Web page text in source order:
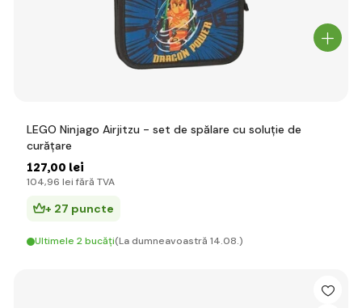
LEGO Ninjago Airjitzu - set de spălare cu soluție de
curățare
127,00 lei
104,96 lei fără TVA
+ 27 puncte
Ultimele 2 bucăți(La dumneavoastră 14.08.)